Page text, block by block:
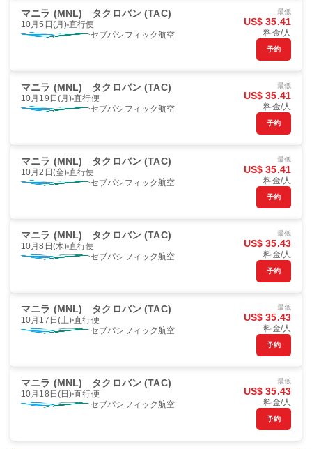
マニラ (MNL) タクロバン (TAC)
10月5日(月) 直行便
セブパシフィック航空
最低
US$ 35.41
料金/人
予約
マニラ (MNL) タクロバン (TAC)
10月19日(月) 直行便
セブパシフィック航空
最低
US$ 35.41
料金/人
予約
マニラ (MNL) タクロバン (TAC)
10月2日(金) 直行便
セブパシフィック航空
最低
US$ 35.41
料金/人
予約
マニラ (MNL) タクロバン (TAC)
10月8日(木) 直行便
セブパシフィック航空
最低
US$ 35.43
料金/人
予約
マニラ (MNL) タクロバン (TAC)
10月17日(土) 直行便
セブパシフィック航空
最低
US$ 35.43
料金/人
予約
マニラ (MNL) タクロバン (TAC)
10月18日(日) 直行便
セブパシフィック航空
最低
US$ 35.43
料金/人
予約